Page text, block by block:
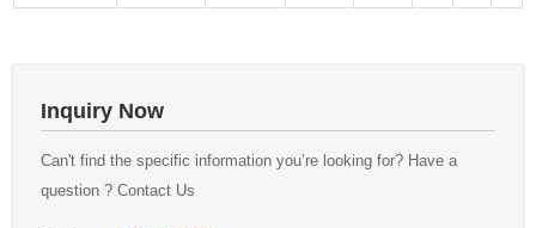
Inquiry Now
Can't find the specific information you’re looking for? Have a
question ? Contact Us